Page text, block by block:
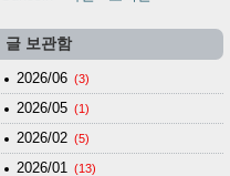
글 보관함
2026/06 (3)
2026/05 (1)
2026/02 (5)
2026/01 (13)